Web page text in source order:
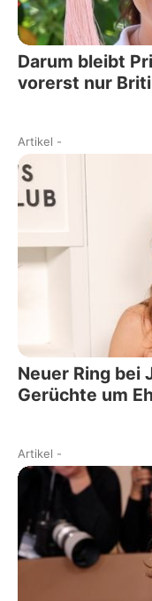
Darum bleibt
vorerst nur
Artikel -
Neuer Ring bei
Gerüchte um
Artikel -